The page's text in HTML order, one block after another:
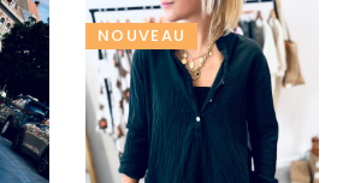
Les
options
peuvent
être
choisies
NOUVEAU